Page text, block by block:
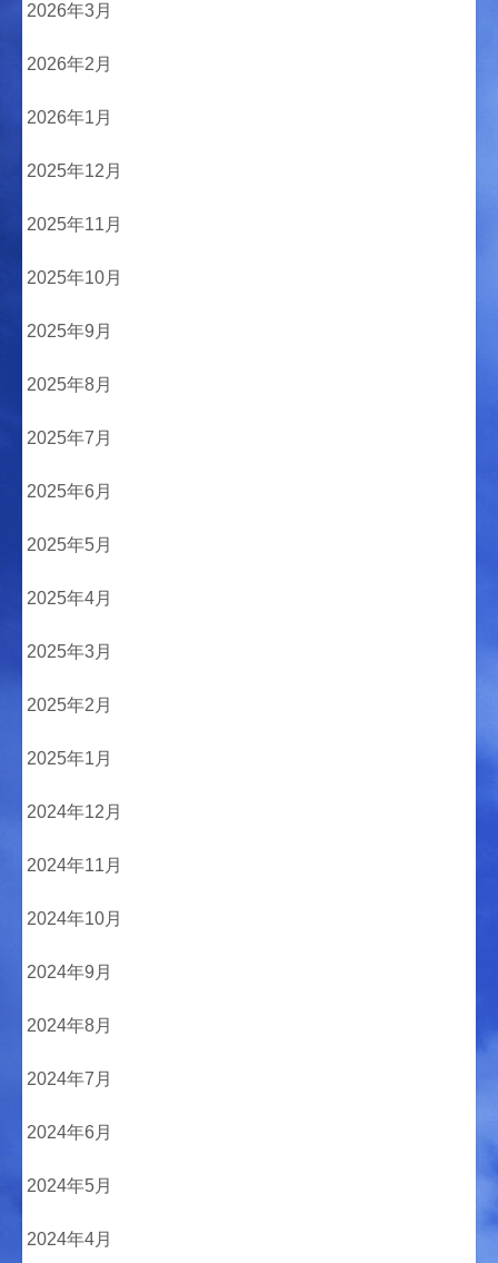
2026年3月
2026年2月
2026年1月
2025年12月
2025年11月
2025年10月
2025年9月
2025年8月
2025年7月
2025年6月
2025年5月
2025年4月
2025年3月
2025年2月
2025年1月
2024年12月
2024年11月
2024年10月
2024年9月
2024年8月
2024年7月
2024年6月
2024年5月
2024年4月